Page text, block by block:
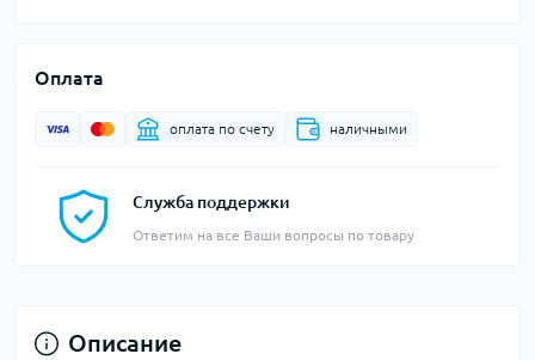
Оплата
оплата по счету наличными
Служба поддержки
Ответим на все Ваши вопросы по товару
Описание